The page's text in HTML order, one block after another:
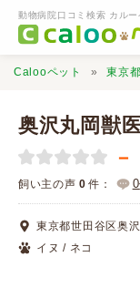
動物病院口コミ検索 カルー
動物病院検索
口コミ検索
Calooペット 東京都
奥沢丸岡獣
－
飼い主の声 0 件： 0
東京都世田谷区奥
イヌ / ネコ